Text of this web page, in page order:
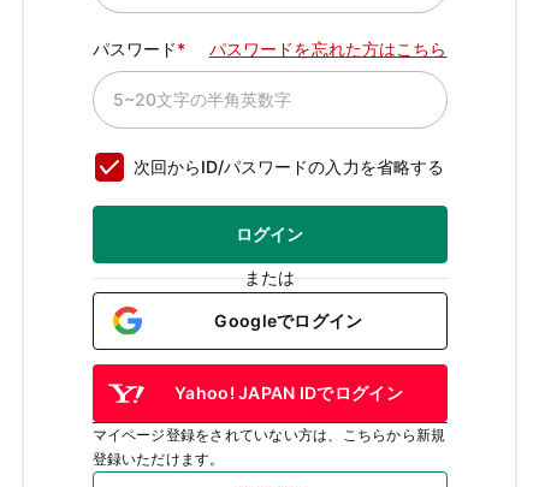
パスワード パスワードを忘れた方はこちら
次回からID/パスワードの入力を省略する
ログイン
または
Googleでログイン
Yahoo! JAPAN IDでログイン
マイページ登録をされていない方は、こちらから新規
登録いただけます。